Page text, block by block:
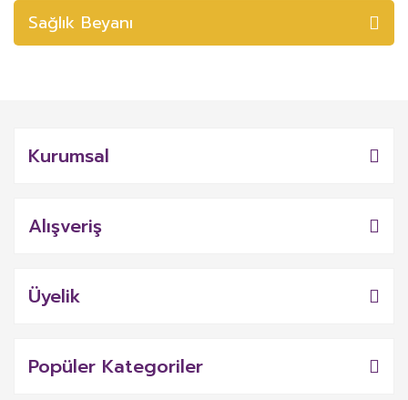
Sağlık Beyanı
Kurumsal
Alışveriş
Üyelik
Popüler Kategoriler